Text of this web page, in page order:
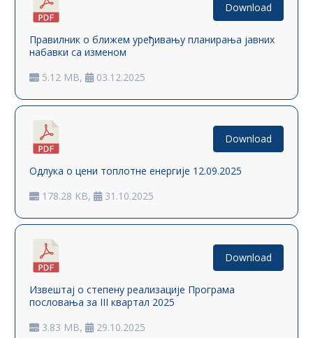
Правилник о ближем уређивању планирања јавних
набавки са изменом
5.12 MB,
03.12.2025
Download
Одлука о цени топлотне енергије 12.09.2025
178.28 KB,
31.10.2025
Download
Извештај о степену реализације Програма
пословања за III квартал 2025
3.83 MB,
29.10.2025
Download